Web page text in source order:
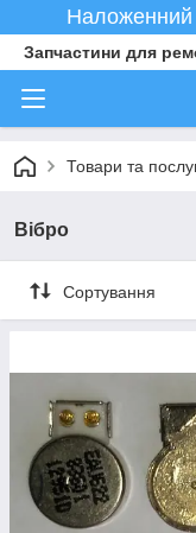
Наложенний
Запчастини для
Товари та
Вібро
Сортування